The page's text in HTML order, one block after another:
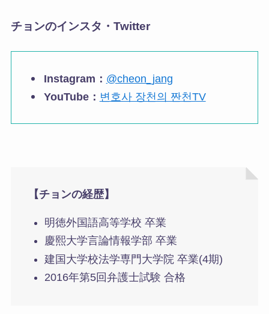
チョンのインスタ・Twitter
Instagram： @cheon_jang
YouTube： 변호사 장천의 짠천TV
【チョンの経歴】
明徳外国語高等学校 卒業
慶熙大学言論情報学部 卒業
建国大学校法学専門大学院 卒業(4期)
2016年第5回弁護士試験 合格